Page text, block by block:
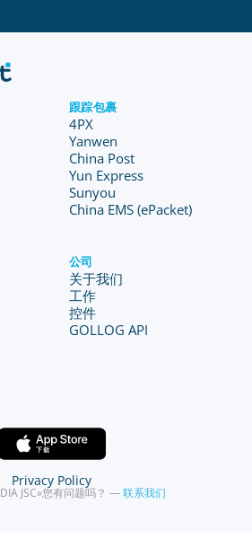
跟踪包裹
4PX
Yanwen
China Post
Yun Express
Sunyou
China EMS (ePacket)
公司
关于我们
工作
控件
GOLLOG API
JSC»您有问题吗？ —联系我们
Privacy Policy